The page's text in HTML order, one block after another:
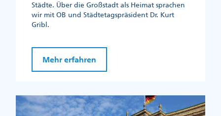
Städte. Über die Großstadt als Heimat sprachen
wir mit OB und Städtetagspräsident Dr. Kurt
Gribl.
Mehr erfahren